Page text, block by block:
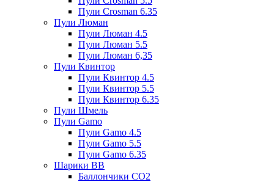
Пули Crosman 6.35
Пули Люман
Пули Люман 4.5
Пули Люман 5.5
Пули Люман 6,35
Пули Квинтор
Пули Квинтор 4.5
Пули Квинтор 5.5
Пули Квинтор 6.35
Пули Шмель
Пули Gamo
Пули Gamo 4.5
Пули Gamo 5.5
Пули Gamo 6.35
Шарики BB
Баллончики CO2